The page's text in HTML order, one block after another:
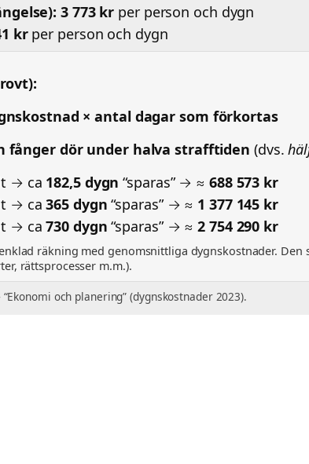
3 773 kr per person och dygn
krper person och dygn
× antal dagar som förkortas
fånger dör under halva strafftiden (dvs.
→ ca 182,5 dygn “sparas” → ≈ 688 573 kr
→ ca365 dygn “sparas” → ≈ 1 377 145 kr
→ ca730 dygn “sparas” → ≈2 754 290 kr
räkning med genomsnittliga dygnskostnader.
rättsprocesser m.m.).
och planering” (dygnskostnader 2023).